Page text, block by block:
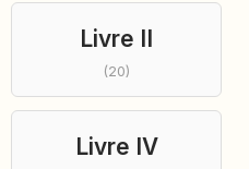
Livre II
(20)
Livre IV